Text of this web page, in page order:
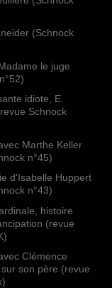
(Schnock
le juge
idiote, E.
Schnock
Marthe Keller
n°45)
d'Isabelle Huppert
n°43)
histoire
(revue
Clémence
son père (revue